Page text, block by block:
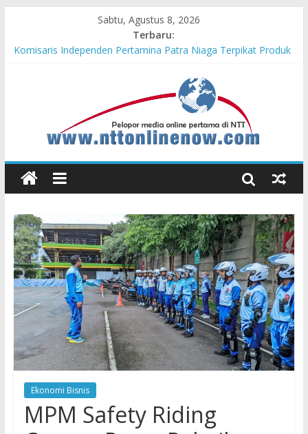
Sabtu, Agustus 8, 2026
Terbaru:
Dukung Ketahanan Pangan Lokal, PLN Kupang Pasok Listrik
Komisaris Independen Pertamina Patra Niaga Terpikat Produk
UMKM Mitra Binaan dengan Sentuhan Kemanusiaan dan
Keberlanjutan
Honda DBL 2026 East Java – North Resmi Bergulir, MPM
Generasi Muda
Teras Bank Indonesia Hadir di Belu, Bupati Willy : Terima Kasih
Astra Honda Siap Lanjutkan Performa Positif di ARRC
Mandalika 2026
Ekonomi Bisnis
MPM Safety Riding